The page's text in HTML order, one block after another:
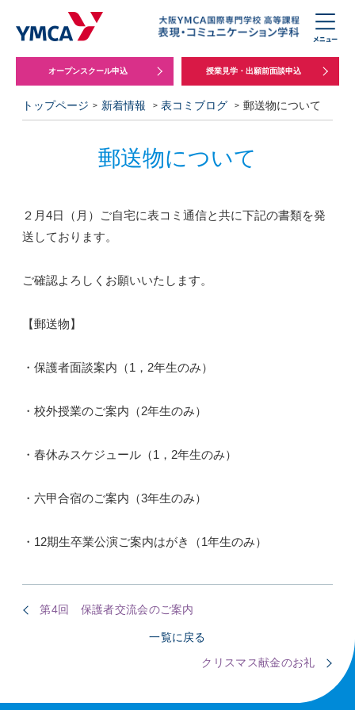
オープンスクール申込 授業見学・出願前面談申込
トップページ 新着情報 表コミブログ 郵送物について
郵送物について
２月4日（月）ご自宅に表コミ通信と共に下記の書類を発
送しております。
ご確認よろしくお願いいたします。
【郵送物】
・保護者面談案内（1，2年生のみ）
・校外授業のご案内（2年生のみ）
・春休みスケジュール（1，2年生のみ）
・六甲合宿のご案内（3年生のみ）
・12期生卒業公演ご案内はがき（1年生のみ）
第4回 保護者交流会のご案内
一覧に戻る
クリスマス献金のお礼